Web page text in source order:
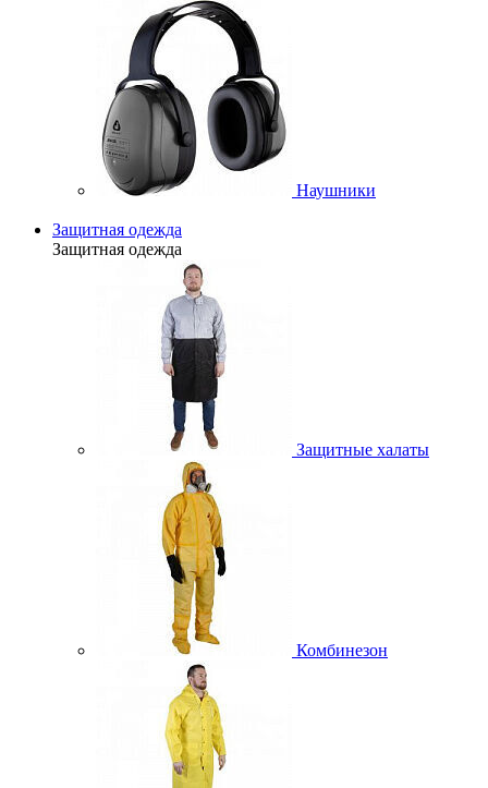
Наушники
Защитная одежда
Защитная одежда
Защитные халаты
Комбинезон